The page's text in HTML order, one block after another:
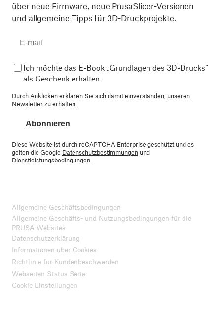
über neue Firmware, neue PrusaSlicer-Versionen
und allgemeine Tipps für 3D-Druckprojekte.
Ich möchte das E-Book „Grundlagen des 3D-Drucks“
als Geschenk erhalten.
Durch Anklicken erklären Sie sich damit einverstanden, unseren
Newsletter zu erhalten.
Abonnieren
Diese Website ist durch reCAPTCHA Enterprise geschützt und es
gelten die Google Datenschutzbestimmungen und
Dienstleistungsbedingungen
Allgemeine Geschäftsbedingungen
Allgemeine Geschäfts- und Nutzungsbedingungen für die
PRUSA-Websites
Datenschutzerklärung
Informationen über Cookies
Richtlinie für Kundenbeschwerden
Webseiten Status Seite
Cookie Einstellungen